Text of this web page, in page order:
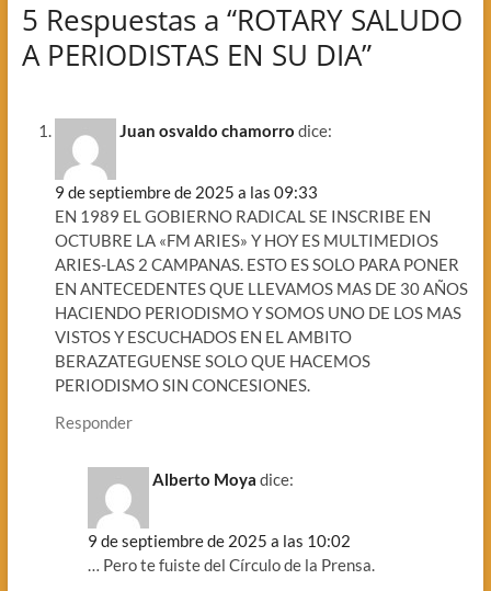
5 Respuestas a “ROTARY SALUDO
A PERIODISTAS EN SU DIA”
Juan osvaldo chamorro dice:
9 de septiembre de 2025 a las 09:33
EN 1989 EL GOBIERNO RADICAL SE INSCRIBE EN
OCTUBRE LA «FM ARIES» Y HOY ES MULTIMEDIOS
ARIES-LAS 2 CAMPANAS. ESTO ES SOLO PARA PONER
EN ANTECEDENTES QUE LLEVAMOS MAS DE 30 AÑOS
HACIENDO PERIODISMO Y SOMOS UNO DE LOS MAS
VISTOS Y ESCUCHADOS EN EL AMBITO
BERAZATEGUENSE SOLO QUE HACEMOS
PERIODISMO SIN CONCESIONES.
Responder
Alberto Moya dice:
9 de septiembre de 2025 a las 10:02
… Pero te fuiste del Círculo de la Prensa.